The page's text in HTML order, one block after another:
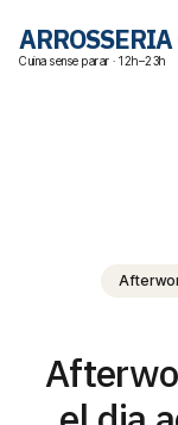
ARROSSERIA
Cuina sense parar · 12h–23h